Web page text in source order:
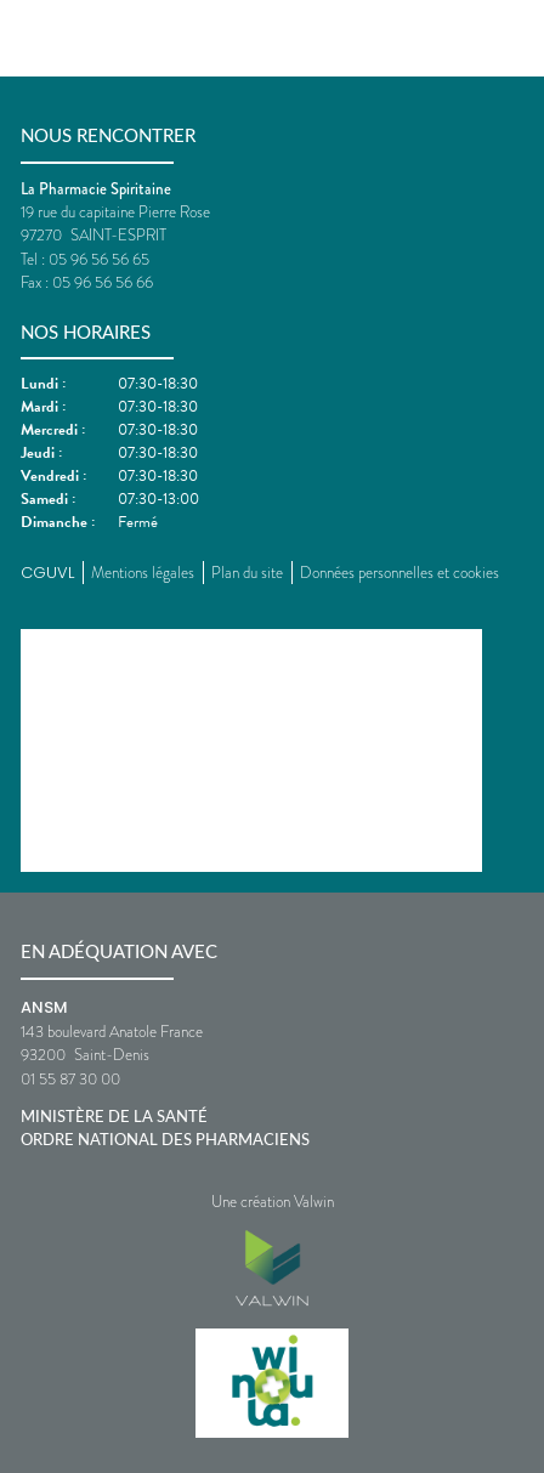
NOUS RENCONTRER
La Pharmacie Spiritaine
19 rue du capitaine Pierre Rose
97270 SAINT-ESPRIT
Tel : 05 96 56 56 65
Fax : 05 96 56 56 66
NOS HORAIRES
Lundi :
07:30-18:30
Mardi :
07:30-18:30
Mercredi :
07:30-18:30
Jeudi :
07:30-18:30
Vendredi :
07:30-18:30
Samedi :
07:30-13:00
Dimanche : Fermé
CGUVL Mentions légales Plan du site Données personnelles et cookies
EN ADÉQUATION AVEC
ANSM
143 boulevard Anatole France
93200 Saint-Denis
01 55 87 30 00
MINISTÈRE DE LA SANTÉ
ORDRE NATIONAL DES PHARMACIENS
Une création Valwin